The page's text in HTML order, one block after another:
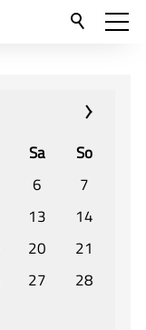
Sa
So
6
7
13
14
20
21
27
28